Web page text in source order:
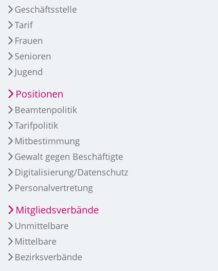
Geschäftsstelle
Tarif
Frauen
Senioren
Jugend
Positionen
Beamtenpolitik
Tarifpolitik
Mitbestimmung
Gewalt gegen Beschäftigte
Digitalisierung/Datenschutz
Personalvertretung
Mitgliedsverbände
Unmittelbare
Mittelbare
Bezirksverbände